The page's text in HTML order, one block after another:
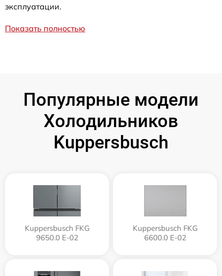
эксплуатации.
Показать полностью
Популярные модели
Холодильников
Kuppersbusch
Kuppersbusch FKG
9650.0 E-02
Kuppersbusch FKG
6600.0 E-02